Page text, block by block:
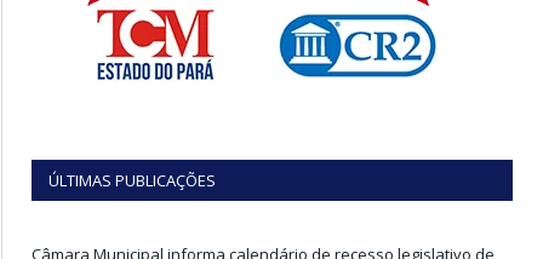
ÚLTIMAS PUBLICAÇÕES